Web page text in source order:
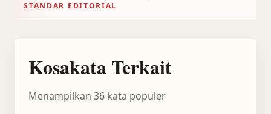
STANDAR EDITORIAL
Kosakata Terkait
Menampilkan 36 kata populer